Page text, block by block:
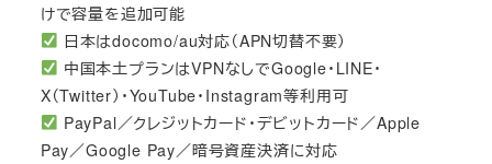
けで容量を追加可能
日本はdocomo/au対応（APN切替不要）
中国本土プランはVPNなしでGoogle・LINE・
X（Twitter）・YouTube・Instagram等利用可
PayPal／クレジットカード・デビットカード／Apple
Pay／Google Pay／暗号資産決済に対応